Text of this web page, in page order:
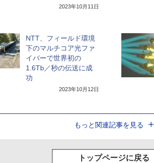
2023年10月11日
NTT、フィールド環境
下のマルチコア光ファ
イバーで世界初の
1.6Tb／秒の伝送に成
功
2023年10月12日
もっと関連記事を見る
トップページに戻る